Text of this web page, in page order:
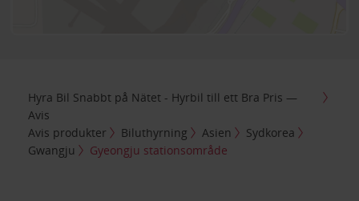
Hyra Bil Snabbt på Nätet - Hyrbil till ett Bra Pris —
Avis
Avis produkter
Biluthyrning Asien
Sydkorea
Gwangju
Gyeongju stationsområde